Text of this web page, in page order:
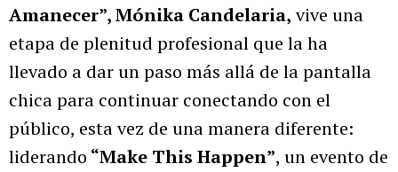
Amanecer”, Mónika Candelaria,vive una
etapa de plenitud profesional que la ha
llevado a dar un paso más allá de la pantalla
chica para continuar conectando con el
público, esta vez de una manera diferente:
liderando “Make This Happen”, un evento de